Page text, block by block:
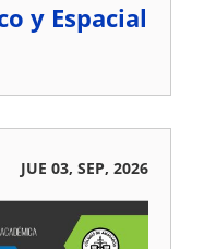
y Espacial
JUE 03, SEP, 2026